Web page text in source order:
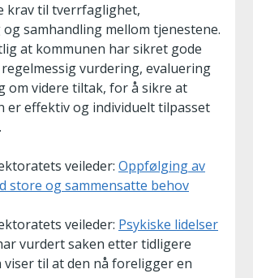
krav til tverrfaglighet,
samhandling mellom tjenestene.
at kommunen har sikret gode
vurdering, evaluering
om videre tiltak, for å sikre at
er effektiv og individuelt tilpasset
.
veileder: Oppfølging av
store og sammensatte behov
veileder: Psykiske lidelser
vurdert saken etter tidligere
viser til at den nå foreligger en